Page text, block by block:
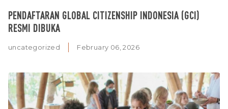
PENDAFTARAN GLOBAL CITIZENSHIP INDONESIA (GCI)
RESMI DIBUKA
uncategorized February 06, 2026